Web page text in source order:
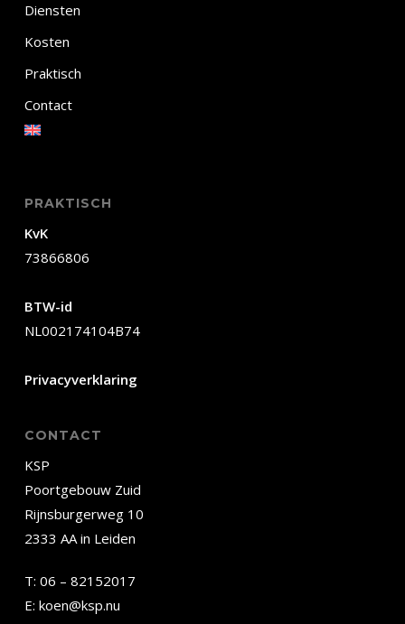
Diensten
Kosten
Praktisch
Contact
PRAKTISCH
KvK
73866806
BTW-id
NL002174104B74
Privacyverklaring
CONTACT
KSP
Poortgebouw Zuid
Rijnsburgerweg 10
2333 AA in Leiden
T: 06 – 82152017
E: koen@ksp.nu